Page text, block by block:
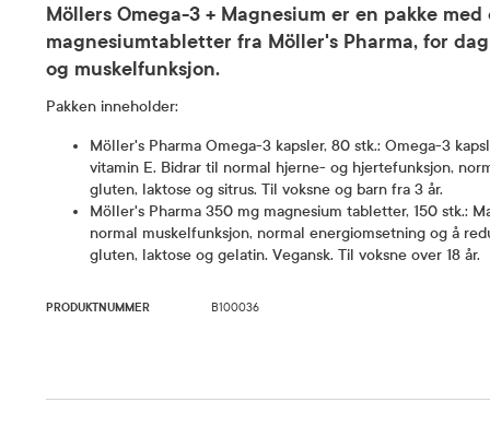
Möllers Omega-3 + Magnesium er en pakke
magnesiumtabletter fra Möller's Pharma, for
og muskelfunksjon.
Pakken inneholder:
Möller's Pharma Omega-3 kapsler, 80 stk.: Omega-3
vitamin E. Bidrar til normal hjerne- og hjertefunksjon,
gluten, laktose og sitrus. Til voksne og barn fra 3 år.
Möller's Pharma 350 mg magnesium tabletter, 150 stk.:
normal muskelfunksjon, normal energiomsetning og å
gluten, laktose og gelatin. Vegansk. Til voksne over 18 år.
PRODUKTNUMMER B100036